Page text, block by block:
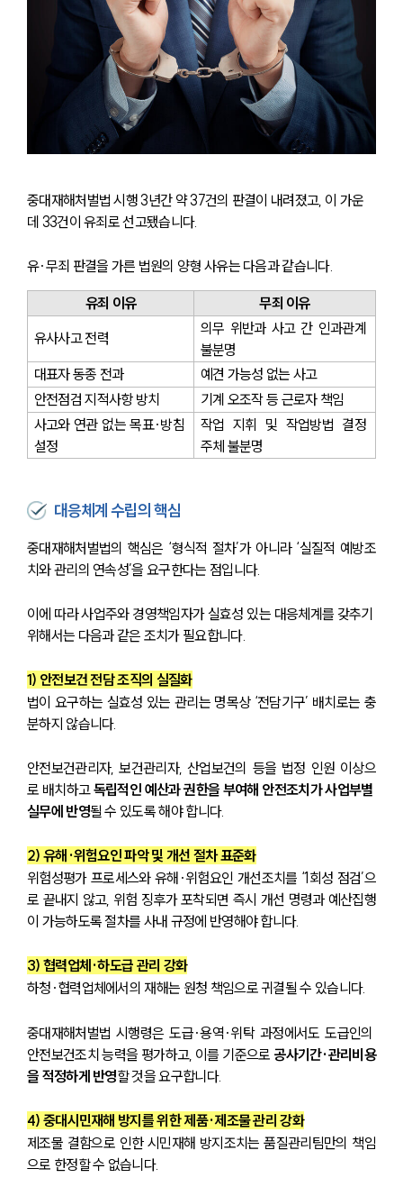
중대재해처벌법 시행 3년간 약 37건의 판결이 내려졌고, 이 가운
데 33건이 유죄로 선고됐습니다.
유·무죄 판결을 가른 법원의 양형 사유는 다음과 같습니다.
유죄 이유
무죄 이유
유사사고 전력
의무 위반과 사고 간 인과관계
불분명
대표자 동종 전과
예견 가능성 없는 사고
안전점검 지적사항 방치
기계 오조작 등 근로자 책임
사고와 연관 없는 목표·방침
설정
작업 지휘 및 작업방법 결정
주체 불분명
대응체계 수립의 핵심
중대재해처벌법의 핵심은 ‘형식적 절차’가 아니라 ‘실질적 예방조
치와 관리의 연속성’을 요구한다는 점입니다.
이에 따라 사업주와 경영책임자가 실효성 있는 대응체계를 갖추기
위해서는 다음과 같은 조치가 필요합니다.
1) 안전보건 전담 조직의 실질화
법이 요구하는 실효성 있는 관리는 명목상 ‘전담기구’ 배치로는 충
분하지 않습니다.
안전보건관리자, 보건관리자, 산업보건의 등을 법정 인원 이상으
로 배치하고 독립적인 예산과 권한을 부여해 안전조치가 사업부별
실무에 반영될 수 있도록 해야 합니다.
2) 유해·위험요인 파악 및 개선 절차 표준화
위험성평가 프로세스와 유해·위험요인 개선조치를 ‘1회성 점검’으
로 끝내지 않고, 위험 징후가 포착되면 즉시 개선 명령과 예산집행
이 가능하도록 절차를 사내 규정에 반영해야 합니다.
3) 협력업체·하도급 관리 강화
하청·협력업체에서의 재해는 원청 책임으로 귀결될 수 있습니다.
중대재해처벌법 시행령은 도급·용역·위탁 과정에서도 도급인의
안전보건조치 능력을 평가하고, 이를 기준으로 공사기간·관리비용
을 적정하게 반영할 것을 요구합니다.
4) 중대시민재해 방지를 위한 제품·제조물 관리 강화
제조물 결함으로 인한 시민재해 방지조치는 품질관리팀만의 책임
으로 한정할 수 없습니다.